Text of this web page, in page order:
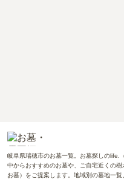
岐阜県瑞穂市のお墓一覧。お墓探しのlife.
中からおすすめのお墓や、ご自宅近くの
お墓）をご提案します。地域別の墓地一